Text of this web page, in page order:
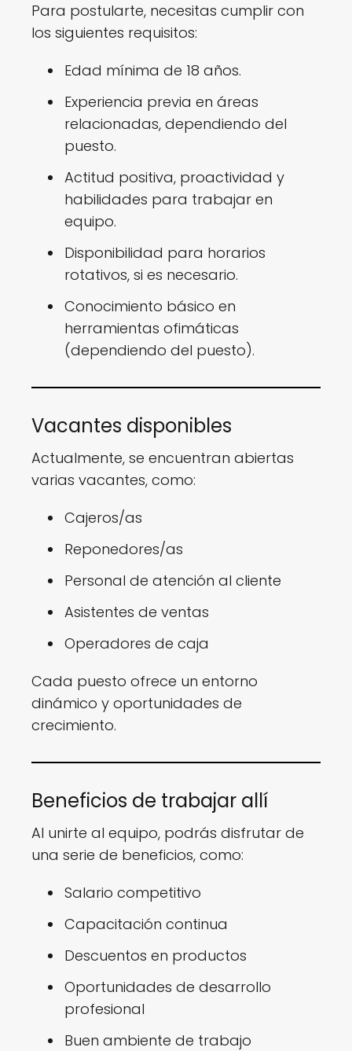
Para postularte, necesitas cumplir con
los siguientes requisitos:
Edad mínima de 18 años.
Experiencia previa en áreas
relacionadas, dependiendo del
puesto.
Actitud positiva, proactividad y
habilidades para trabajar en
equipo.
Disponibilidad para horarios
rotativos, si es necesario.
Conocimiento básico en
herramientas ofimáticas
(dependiendo del puesto).
Vacantes disponibles
Actualmente, se encuentran abiertas
varias vacantes, como:
Cajeros/as
Reponedores/as
Personal de atención al cliente
Asistentes de ventas
Operadores de caja
Cada puesto ofrece un entorno
dinámico y oportunidades de
crecimiento.
Beneficios de trabajar allí
Al unirte al equipo, podrás disfrutar de
una serie de beneficios, como:
Salario competitivo
Capacitación continua
Descuentos en productos
Oportunidades de desarrollo
profesional
Buen ambiente de trabajo